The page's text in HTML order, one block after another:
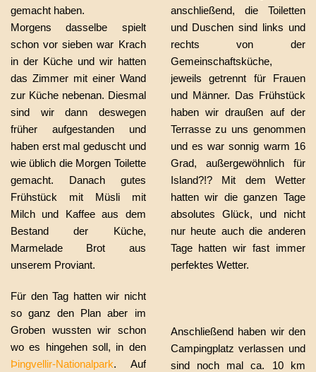
gemacht haben.
Morgens dasselbe spielt
schon vor sieben war Krach
in der Küche und wir hatten
das Zimmer mit einer Wand
zur Küche nebenan. Diesmal
sind wir dann deswegen
früher aufgestanden und
haben erst mal geduscht und
wie üblich die Morgen Toilette
gemacht. Danach gutes
Frühstück mit Müsli mit
Milch und Kaffee aus dem
Bestand der Küche,
Marmelade Brot aus
unserem Proviant.
Für den Tag hatten wir nicht
so ganz den Plan aber im
Groben wussten wir schon
wo es hingehen soll, in den
Þingvellir-Nationalpark. Auf
anschließend, die Toiletten
und Duschen sind links und
rechts von der
Gemeinschaftsküche,
jeweils getrennt für Frauen
und Männer. Das Frühstück
haben wir draußen auf der
Terrasse zu uns genommen
und es war sonnig warm 16
Grad, außergewöhnlich für
Island?!? Mit dem Wetter
hatten wir die ganzen Tage
absolutes Glück, und nicht
nur heute auch die anderen
Tage hatten wir fast immer
perfektes Wetter.
Anschließend haben wir den
Campingplatz verlassen und
sind noch mal ca. 10 km